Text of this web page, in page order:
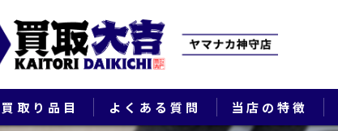
取り品目 よくある質問 当店の特徴